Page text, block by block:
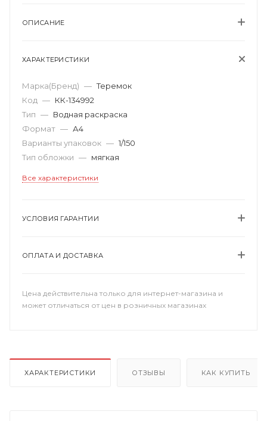
ОПИСАНИЕ
ХАРАКТЕРИСТИКИ
Марка(Бренд) — Теремок
Код — КК-134992
Тип — Водная раскраска
Формат — А4
Варианты упаковок — 1/150
Тип обложки — мягкая
Все характеристики
УСЛОВИЯ ГАРАНТИИ
ОПЛАТА И ДОСТАВКА
Цена действительна только для интернет-магазина и
может отличаться от цен в розничных магазинах
ХАРАКТЕРИСТИКИ ОТЗЫВЫ КАК КУПИТЬ